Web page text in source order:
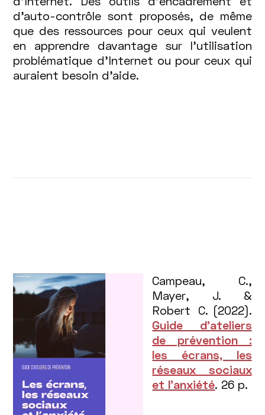
d'auto-contrôle sont proposés, de même
que des ressources pour ceux qui veulent
en apprendre davantage sur l'utilisation
problématique d'Internet ou pour ceux qui
auraient besoin d'aide.
Campeau, C.,
Mayer, J. &
Robert C. (2022).
Guide d’ateliers
de prévention :
les écrans, les
réseaux sociaux
et l’anxiété. 26 p.